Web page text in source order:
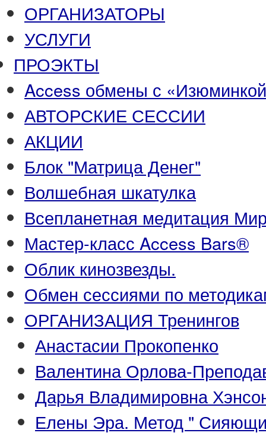
ОРГАНИЗАТОРЫ
УСЛУГИ
ПРОЭКТЫ
Access обмены с
АВТОРСКИЕ СЕССИИ
АКЦИИ
Блок "Матрица Денег"
Волшебная шкатулка
Всепланетная медитация
Мастер-класс Access Bars®
Облик кинозвезды.
Обмен сессиями по
ОРГАНИЗАЦИЯ Тренингов
Анастасии Прокопенко
Валентина Орлова-
Дарья Владимировна
Елены Эра. Метод "